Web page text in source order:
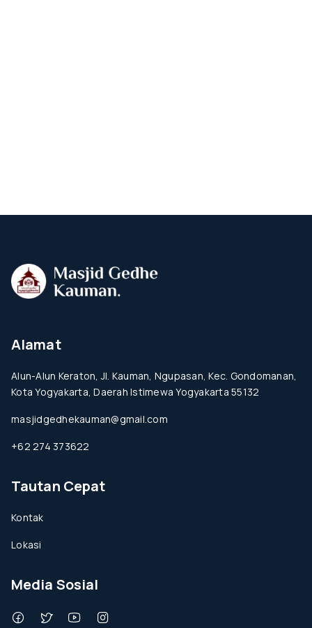
Alamat
Alun-Alun Keraton, Jl. Kauman, Ngupasan, Kec. Gondomanan,
Kota Yogyakarta, Daerah Istimewa Yogyakarta 55132
masjidgedhekauman@gmail.com
+62 274 373622
Tautan Cepat
Kontak
Lokasi
Media Sosial